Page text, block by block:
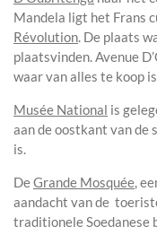
Mandela ligt het Frans
Révolution. De plaats
plaatsvinden. Avenue
waar van alles te koop
Musée National is
aan de oostkant van de
is.
DeGrande Mosquée,
aandacht van de
traditionele Soedanese